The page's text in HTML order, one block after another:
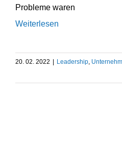
Probleme waren
Weiterlesen
20. 02. 2022 Leadership,